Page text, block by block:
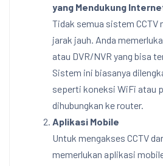
yang Mendukung
Tidak semua sistem CCTV
jarak jauh. Anda
atau DVR/NVR yang bisa
Sistem ini biasanya
seperti koneksi WiFi atau
dihubungkan ke router.
Aplikasi Mobile
Untuk mengakses CCTV
memerlukan aplikasi